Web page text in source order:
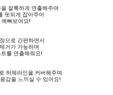
잘록하게 연출해주며
핏되게 잡아주어
뻐보여요!
으로 간편하면서
거가 가능하며
를 연출해줘요!
하체라인을 커버해주며
감을 느끼실 수 있어요!